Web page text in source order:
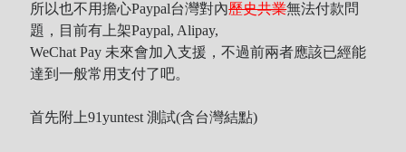
DOCKER 內程式防火牆
SARD UNDERGROUND – 愛は暗闇の中で
辣個傳說的女人出現了!!!
SONY PS5表示: 我們是賣路由器的。
所以也不用擔心Paypal台灣對內歷史共業無法付款問
題，目前有上架Paypal, Alipay,
WeChat Pay 未來會加入支援，不過前兩者應該已經能
達到一般常用支付了吧。
首先附上91yuntest 測試(含台灣結點)